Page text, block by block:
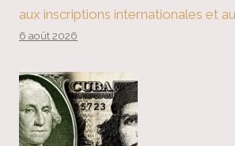
aux inscriptions internationales et
6 août 2026